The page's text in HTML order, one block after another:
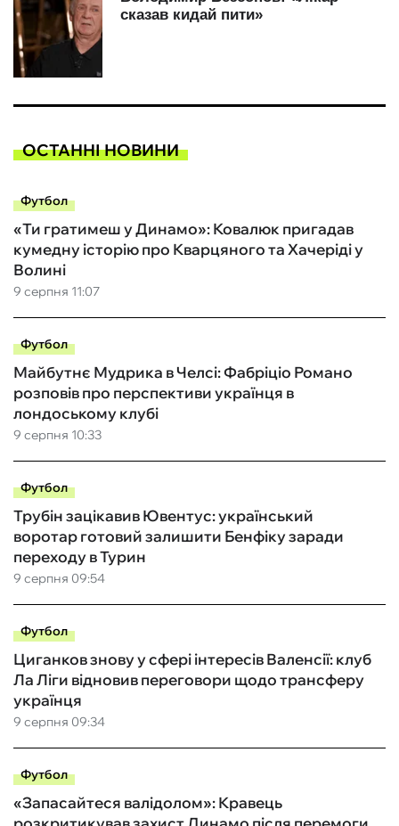
ОСТАННІ НОВИНИ
Футбол
9 серпня 11:07
«Ти гратимеш у Динамо»: Ковалюк пригадав
кумедну історію про Кварцяного та Хачеріді у
Волині
Футбол
9 серпня 10:33
Майбутнє Мудрика в Челсі: Фабріціо Романо
розповів про перспективи українця в
лондоському клубі
Футбол
9 серпня 09:54
Трубін зацікавив Ювентус: український
воротар готовий залишити Бенфіку заради
переходу в Турин
Футбол
9 серпня 09:34
Циганков знову у сфері інтересів Валенсії: клуб
Ла Ліги відновив переговори щодо трансферу
українця
Футбол
«Запасайтеся валідолом»: Кравець